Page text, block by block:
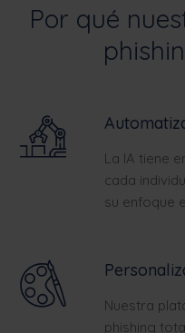
Por qué
La IA tiene
cada
su enfoque
Nuestra
phishing